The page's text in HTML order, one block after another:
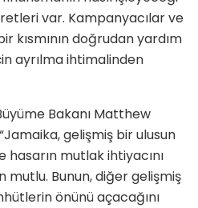
var. Kampanyacılar ve
kısmının doğrudan yardım
ayrılma ihtimalinden
Bakanı Matthew
gelişmiş bir ulusun
hasarın mutlak ihtiyacını
Bunun, diğer gelişmiş
önünü açacağını